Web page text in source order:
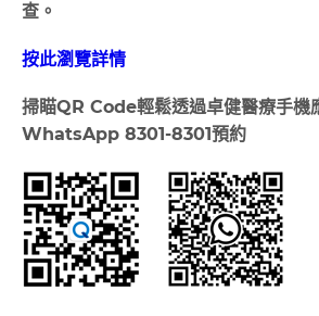
查。
按此瀏覽詳情
掃瞄QR Code輕鬆透過卓健醫療手機
WhatsApp 8301-8301預約